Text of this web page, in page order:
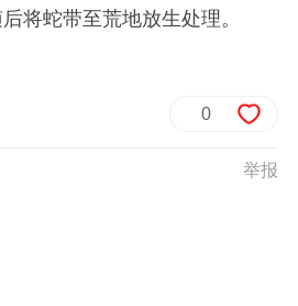
将蛇带至荒地放生处理。
0
举报